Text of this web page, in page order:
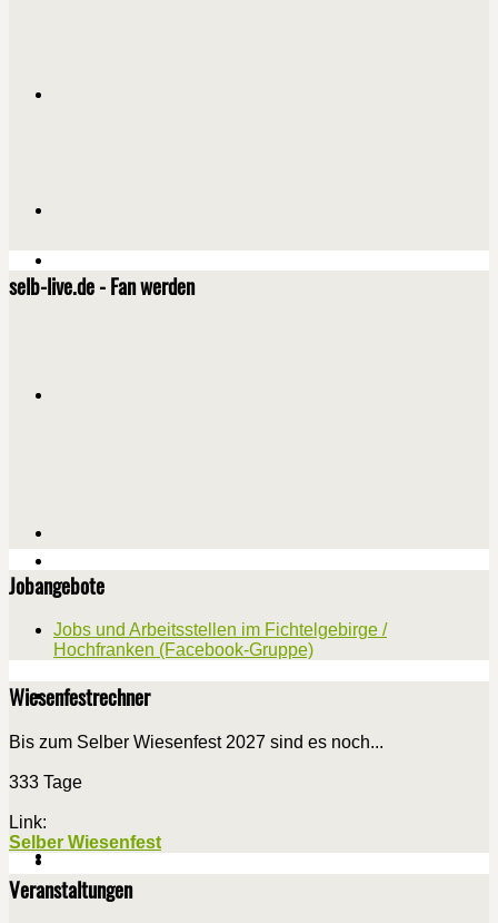
selb-live.de - Fan werden
Jobangebote
Jobs und Arbeitsstellen im Fichtelgebirge /
Hochfranken (Facebook-Gruppe)
Wiesenfestrechner
Bis zum Selber Wiesenfest 2027 sind es noch...
333 Tage
Link:
Selber Wiesenfest
Veranstaltungen